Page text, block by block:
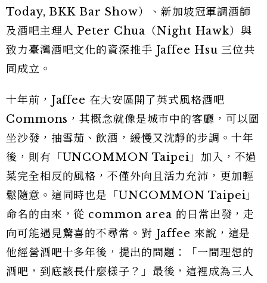
Today, BKK Bar Show）、新加坡冠軍調酒師
及酒吧主理人 Peter Chua（Night Hawk）與
致力臺灣酒吧文化的資深推手 Jaffee Hsu 三位共
同成立。
十年前，Jaffee 在大安區開了英式風格酒吧
Commons，其概念就像是城市中的客廳，可以圍
坐沙發，抽雪茄、飲酒，緩慢又沈靜的步調。十年
後，則有「UNCOMMON Taipei」加入，不過
菜完全相反的風格，不僅外向且活力充沛，更加輕
鬆隨意。這同時也是「UNCOMMON Taipei」
命名的由來，從 common area 的日常出發，走
向可能遇見驚喜的不尋常。對 Jaffee 來說，這是
他經營酒吧十多年後，提出的問題：「一間理想的
酒吧，到底該長什麼樣子？」最後，這裡成為三人